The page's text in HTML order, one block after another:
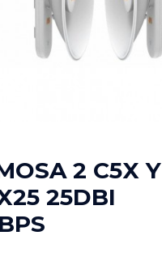
2 C5X Y
25DBI